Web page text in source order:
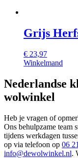
Grijs
€ 23,97
Winkelmand
Nederlandse
wolwinkel
Heb je vragen of
Ons behulpzame team
tijdens werkdagen
op via telefoon op 06
info@dewolwinkel.nl.